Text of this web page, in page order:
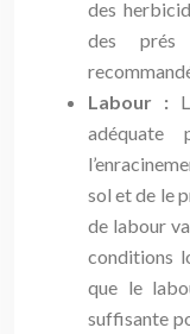
des
des
Labour :
sol et de le
de labour
conditions
que le
suffisante